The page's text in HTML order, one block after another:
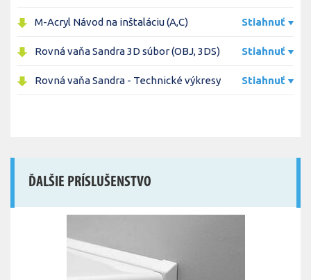
M-Acryl Návod na inštaláciu (A,C) Stiahnuť
Rovná vaňa Sandra 3D súbor (OBJ, 3DS) Stiahnuť
Rovná vaňa Sandra - Technické výkresy Stiahnuť
ĎALŠIE PRÍSLUŠENSTVO